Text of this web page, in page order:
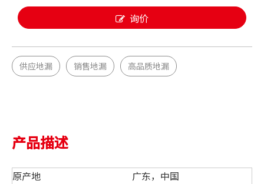
询价
供应地漏 销售地漏 高品质地漏
产品描述
原产地
广东，中国